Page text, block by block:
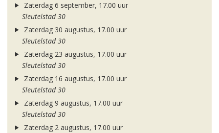
Zaterdag 6 september, 17.00 uur
Sleutelstad 30
Zaterdag 30 augustus, 17.00 uur
Sleutelstad 30
Zaterdag 23 augustus, 17.00 uur
Sleutelstad 30
Zaterdag 16 augustus, 17.00 uur
Sleutelstad 30
Zaterdag 9 augustus, 17.00 uur
Sleutelstad 30
Zaterdag 2 augustus, 17.00 uur